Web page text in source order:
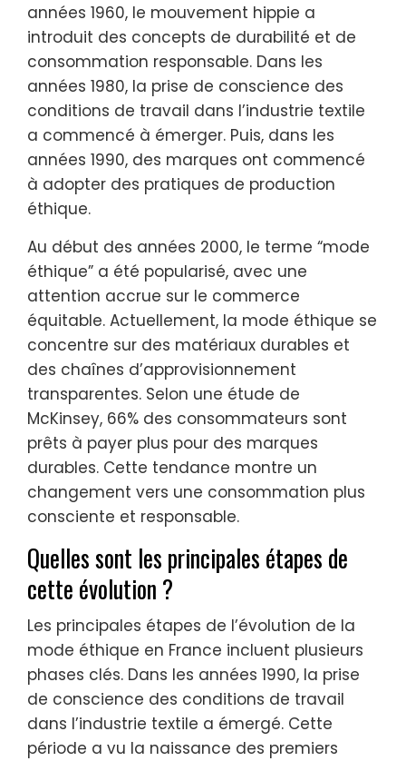
années 1960, le mouvement hippie a
introduit des concepts de durabilité et de
consommation responsable. Dans les
années 1980, la prise de conscience des
conditions de travail dans l’industrie textile
a commencé à émerger. Puis, dans les
années 1990, des marques ont commencé
à adopter des pratiques de production
éthique.
Au début des années 2000, le terme “mode
éthique” a été popularisé, avec une
attention accrue sur le commerce
équitable. Actuellement, la mode éthique se
concentre sur des matériaux durables et
des chaînes d’approvisionnement
transparentes. Selon une étude de
McKinsey, 66% des consommateurs sont
prêts à payer plus pour des marques
durables. Cette tendance montre un
changement vers une consommation plus
consciente et responsable.
Quelles sont les principales étapes de
cette évolution ?
Les principales étapes de l’évolution de la
mode éthique en France incluent plusieurs
phases clés. Dans les années 1990, la prise
de conscience des conditions de travail
dans l’industrie textile a émergé. Cette
période a vu la naissance des premiers